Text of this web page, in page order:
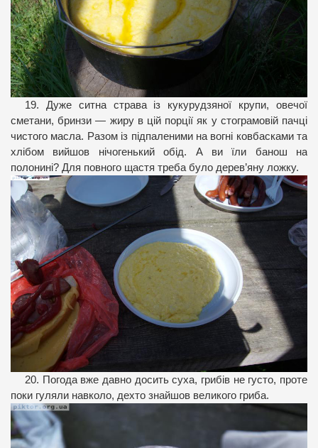
19. Дуже ситна страва із кукурудзяної крупи, овечої
сметани, бринзи — жиру в цій порції як у стограмовій пачці
чистого масла. Разом із підпаленими на вогні ковбасками та
хлібом вийшов нічогенький обід. А ви їли банош на
полонині? Для повного щастя треба було дерев’яну ложку.
20. Погода вже давно досить суха, грибів не густо, проте
поки гуляли навколо, дехто знайшов великого гриба.